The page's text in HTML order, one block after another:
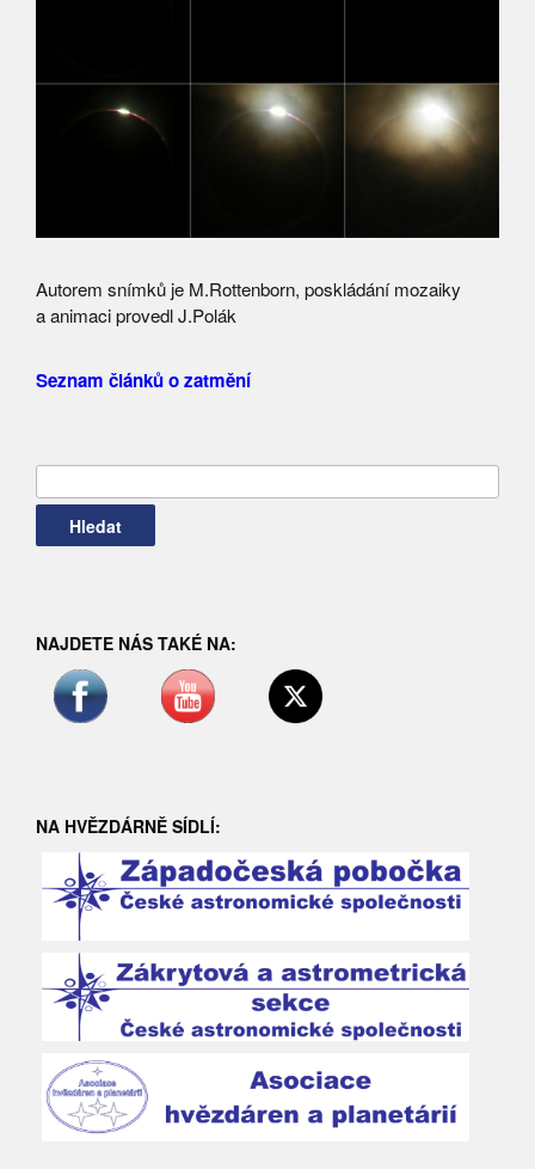
Autorem snímků je M.Rottenborn, poskládání mozaiky
a animaci provedl J.Polák
Seznam článků o zatmění
NAJDETE NÁS TAKÉ NA:
NA HVĚZDÁRNĚ SÍDLÍ: